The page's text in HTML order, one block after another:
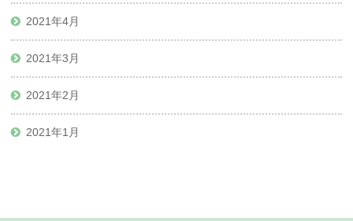
2021年4月
2021年3月
2021年2月
2021年1月